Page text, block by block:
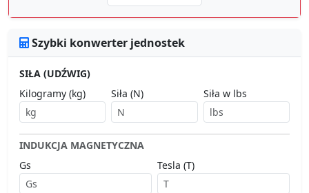
Szybki konwerter jednostek
SIŁA (UDŹWIG)
Kilogramy (kg)
Siła (N) Siła w lbs
INDUKCJA MAGNETYCZNA
Gs
Tesla (T)